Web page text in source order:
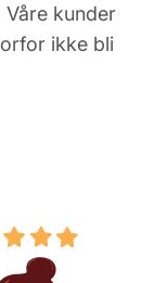
kunder
ikke bli